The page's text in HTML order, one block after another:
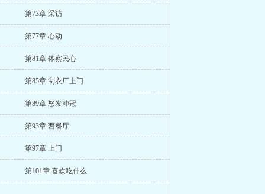
第73章 采访
第77章 心动
第81章 体察民心
第85章 制衣厂上门
第89章 怒发冲冠
第93章 西餐厅
第97章 上门
第101章 喜欢吃什么